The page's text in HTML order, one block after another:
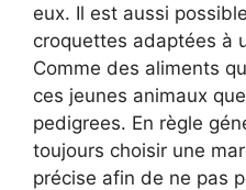
eux. Il est aussi
croquettes adaptées à
Comme des aliments
ces jeunes animaux
pedigrees. En règle
toujours choisir une
précise afin de ne pas